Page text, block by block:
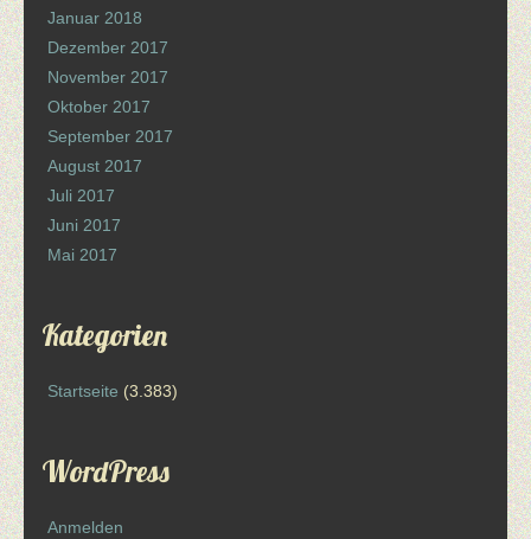
Januar 2018
Dezember 2017
November 2017
Oktober 2017
September 2017
August 2017
Juli 2017
Juni 2017
Mai 2017
Kategorien
Startseite (3.383)
WordPress
Anmelden